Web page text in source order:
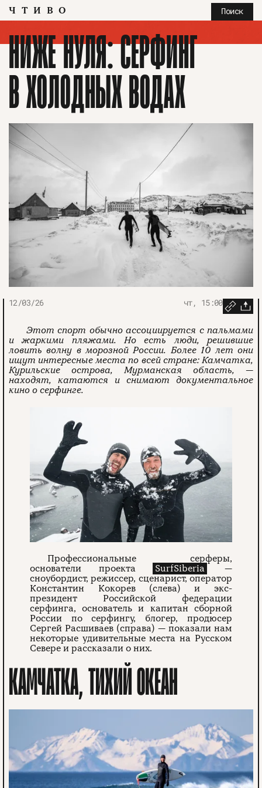
ЧТИВО Поиск
НИЖЕ НУЛЯ: СЕРФИНГ
В ХОЛОДНЫХ ВОДАХ
12/03/26 чт, 15:00
Этот спорт обычно ассоциируется с пальмами
и жаркими пляжами. Но есть люди, решившие
ловить волну в морозной России. Более 10 лет они
ищут интересные места по всей стране: Камчатка,
Курильские острова, Мурманская область, —
находят, катаются и снимают документальное
кино о серфинге.
Профессиональные серферы,
основатели проекта
SurfSiberia
—
сноубордист, режиссер, сценарист, оператор
Константин Кокорев (слева) и экс-
президент Российской федерации
серфинга, основатель и капитан сборной
России по серфингу, блогер, продюсер
Сергей Расшиваев (справа) — показали нам
некоторые удивительные места на Русском
Севере и рассказали о них.
КАМЧАТКА, ТИХИЙ ОКЕАН